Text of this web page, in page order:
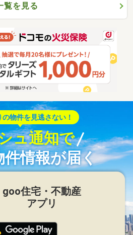
覧を見る
の物件を見逃さない！
ュ通知で
件情報が届く
goo住宅・不動産
アプリ